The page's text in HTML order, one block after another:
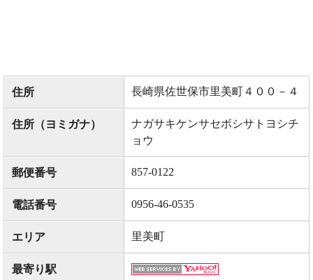
住所 長崎県佐世保市里美町４００－４
住所（ヨミガナ）
ナガサキケンサセボシサトヨシチ
ョウ
郵便番号 857-0122
電話番号 0956-46-0535
エリア 里美町
最寄り駅